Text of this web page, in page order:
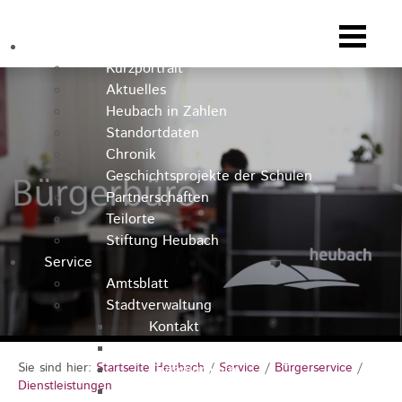
Kurzportrait
Aktuelles
Heubach in Zahlen
Standortdaten
Chronik
Geschichtsprojekte der Schulen
Partnerschaften
Teilorte
Stiftung Heubach
Service
Amtsblatt
Stadtverwaltung
Kontakt
Rathausteam
Organigramm
Sie sind hier: Startseite Heubach / Service / Bürgerservice /
Dienstleistungen